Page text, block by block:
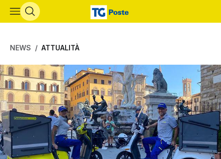
Vai al contenuto principale
NEWS ATTUALITÀ